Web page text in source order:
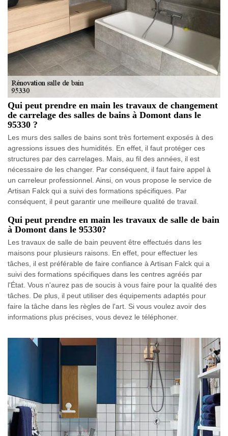
Qui peut prendre en main les travaux de changement
de carrelage des salles de bains à Domont dans le
95330 ?
Les murs des salles de bains sont très fortement exposés à des
agressions issues des humidités. En effet, il faut protéger ces
structures par des carrelages. Mais, au fil des années, il est
nécessaire de les changer. Par conséquent, il faut faire appel à
un carreleur professionnel. Ainsi, on vous propose le service de
Artisan Falck qui a suivi des formations spécifiques. Par
conséquent, il peut garantir une meilleure qualité de travail.
Qui peut prendre en main les travaux de salle de bain
à Domont dans le 95330?
Les travaux de salle de bain peuvent être effectués dans les
maisons pour plusieurs raisons. En effet, pour effectuer les
tâches, il est préférable de faire confiance à Artisan Falck qui a
suivi des formations spécifiques dans les centres agréés par
l'État. Vous n'aurez pas de soucis à vous faire pour la qualité des
tâches. De plus, il peut utiliser des équipements adaptés pour
faire la tâche dans les règles de l'art. Si vous voulez avoir des
informations plus précises, vous devez le téléphoner.